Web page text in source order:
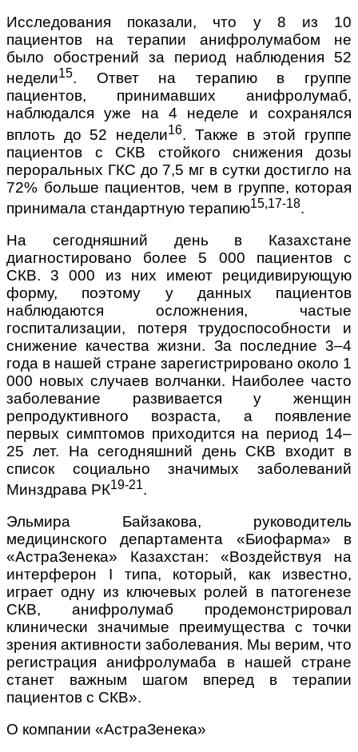
Исследования показали, что у 8 из 10
пациентов на терапии анифролумабом не
было обострений за период наблюдения 52
недели15. Ответ на терапию в группе
пациентов, принимавших анифролумаб,
наблюдался уже на 4 неделе и сохранялся
вплоть до 52 недели16. Также в этой группе
пациентов с СКВ стойкого снижения дозы
пероральных ГКС до 7,5 мг в сутки достигло на
72% больше пациентов, чем в группе, которая
принимала стандартную терапию15,17-18.
На сегодняшний день в Казахстане
диагностировано более 5 000 пациентов с
СКВ. 3 000 из них имеют рецидивирующую
форму, поэтому у данных пациентов
наблюдаются осложнения, частые
госпитализации, потеря трудоспособности и
снижение качества жизни. За последние 3–4
года в нашей стране зарегистрировано около 1
000 новых случаев волчанки. Наиболее часто
заболевание развивается у женщин
репродуктивного возраста, а появление
первых симптомов приходится на период 14–
25 лет. На сегодняшний день СКВ входит в
список социально значимых заболеваний
Минздрава РК19-21.
Эльмира Байзакова, руководитель
медицинского департамента «Биофарма» в
«АстраЗенека» Казахстан: «Воздействуя на
интерферон I типа, который, как известно,
играет одну из ключевых ролей в патогенезе
СКВ, анифролумаб продемонстрировал
клинически значимые преимущества с точки
зрения активности заболевания. Мы верим, что
регистрация анифролумаба в нашей стране
станет важным шагом вперед в терапии
пациентов с СКВ».
О компании «АстраЗенека»